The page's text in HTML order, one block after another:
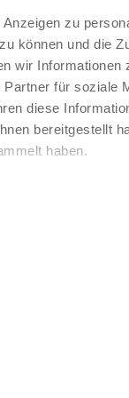
zu
können und die
wir Informationen
für soziale
diese
bereitgestellt
haben.
Sie